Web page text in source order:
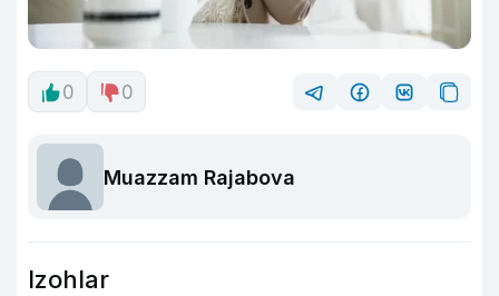
0 0
Muazzam Rajabova
Izohlar